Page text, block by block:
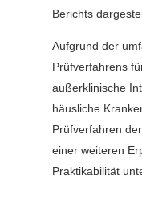
Berichts
Aufgrund der
Prüfverfahrens
außerklinische
häusliche
Prüfverfahren
einer weiteren
Praktikabilität